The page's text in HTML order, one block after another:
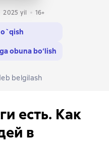
2025 yil 16+
o`qish
obuna bo‘lish
belgilash
есть. Как
в